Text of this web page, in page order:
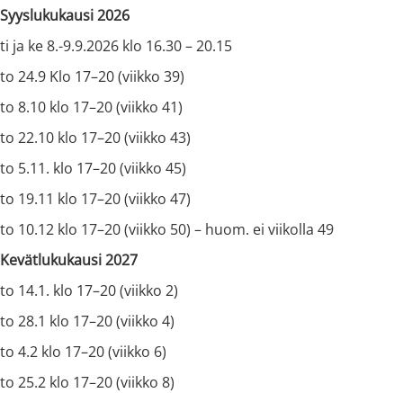
Syyslukukausi 2026
ti ja ke 8.-9.9.2026 klo 16.30 – 20.15
to 24.9 Klo 17–20 (viikko 39)
to 8.10 klo 17–20 (viikko 41)
to 22.10 klo 17–20 (viikko 43)
to 5.11. klo 17–20 (viikko 45)
to 19.11 klo 17–20 (viikko 47)
to 10.12 klo 17–20 (viikko 50) – huom. ei viikolla 49
Kevätlukukausi 2027
to 14.1. klo 17–20 (viikko 2)
to 28.1 klo 17–20 (viikko 4)
to 4.2 klo 17–20 (viikko 6)
to 25.2 klo 17–20 (viikko 8)